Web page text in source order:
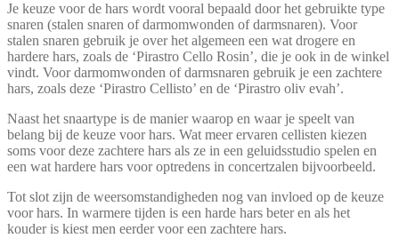
Je keuze voor de hars wordt vooral bepaald door het gebruikte type
snaren (stalen snaren of darmomwonden of darmsnaren). Voor
stalen snaren gebruik je over het algemeen een wat drogere en
hardere hars, zoals de ‘Pirastro Cello Rosin’, die je ook in de winkel
vindt. Voor darmomwonden of darmsnaren gebruik je een zachtere
hars, zoals deze ‘Pirastro Cellisto’ en de ‘Pirastro oliv evah’.
Naast het snaartype is de manier waarop en waar je speelt van
belang bij de keuze voor hars. Wat meer ervaren cellisten kiezen
soms voor deze zachtere hars als ze in een geluidsstudio spelen en
een wat hardere hars voor optredens in concertzalen bijvoorbeeld.
Tot slot zijn de weersomstandigheden nog van invloed op de keuze
voor hars. In warmere tijden is een harde hars beter en als het
kouder is kiest men eerder voor een zachtere hars.